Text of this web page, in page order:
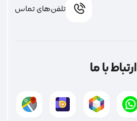
تلفن‌های تماس
ارتباط با ما